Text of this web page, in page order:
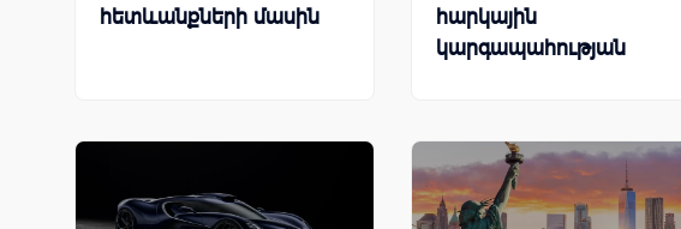
հետևանքների մասին
հարկային
կարգապահության